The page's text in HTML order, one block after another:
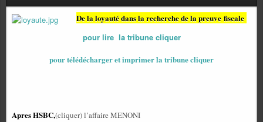
De la loyauté dans la recherche de la preuve fiscale
pour lire la tribune cliquer
pour télédécharger et imprimer la tribune cliquer
Apres HSBC,(cliquer) l’affaire MENONI